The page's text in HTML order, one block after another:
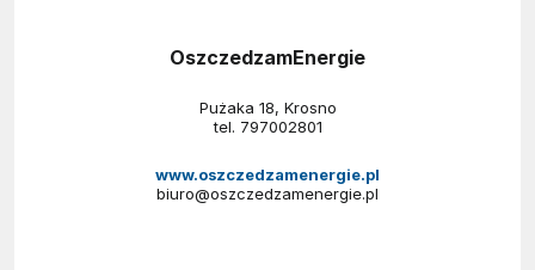
OszczedzamEnergie
Pużaka 18, Krosno
tel. 797002801
www.oszczedzamenergie.pl
biuro@oszczedzamenergie.pl